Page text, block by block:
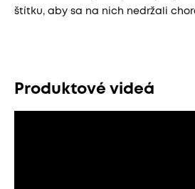
štítku, aby sa na nich nedržali
Produktové videá